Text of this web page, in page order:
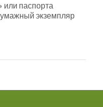
или паспорта
экземпляр